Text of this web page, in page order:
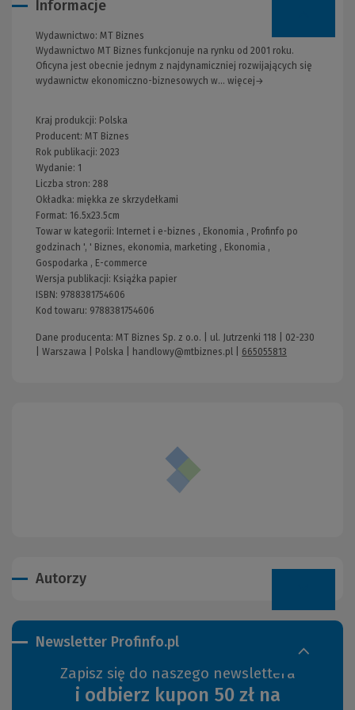
Informacje
Wydawnictwo: MT Biznes
Wydawnictwo MT Biznes funkcjonuje na rynku od 2001 roku.
Oficyna jest obecnie jednym z najdynamiczniej rozwijających się
wydawnictw ekonomiczno-biznesowych w... więcej→
Kraj produkcji: Polska
Producent: MT Biznes
Rok publikacji: 2023
Wydanie: 1
Liczba stron: 288
Okładka: miękka ze skrzydełkami
Format: 16.5x23.5cm
Towar w kategorii: Internet i e-biznes , Ekonomia , Profinfo po
godzinach ', ' Biznes, ekonomia, marketing , Ekonomia ,
Gospodarka , E-commerce
Wersja publikacji: Książka papier
ISBN: 9788381754606
Kod towaru: 9788381754606
Dane producenta: MT Biznes Sp. z o.o. | ul. Jutrzenki 118 | 02-230
| Warszawa | Polska | handlowy@mtbiznes.pl 665055813
Autorzy
Newsletter Profinfo.pl
Zapisz się do naszego newslettera
i odbierz kupon 50 zł na